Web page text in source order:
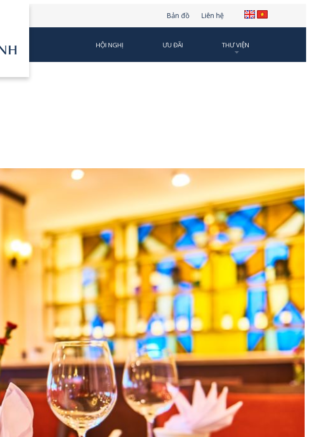
Bản đồ Liên hệ
HỘI NGHỊ ƯU ĐÃI THƯ VIỆN